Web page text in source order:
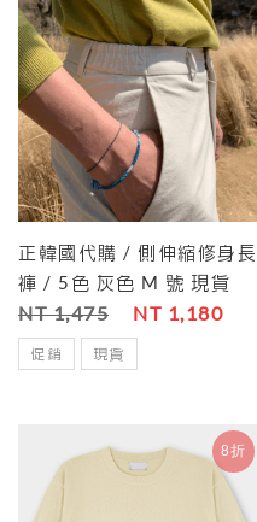
正韓國代購 / 側伸縮修身長
褲 / 5色 灰色 M 號 現貨
NT 1,475 NT 1,180
促銷 現貨
8折